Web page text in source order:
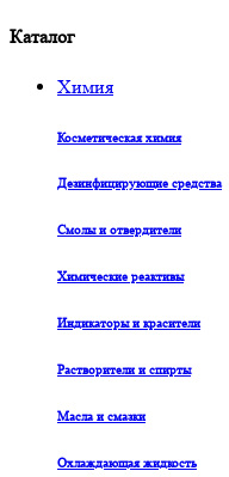
Каталог
Химия
Косметическая химия
Дезинфицирующие средства
Смолы и отвердители
Химические реактивы
Индикаторы и красители
Растворители и спирты
Масла и смазки
Охлаждающая жидкость